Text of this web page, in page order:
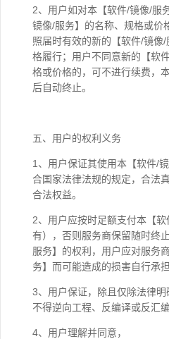
2、用户如对本【软件/镜像/服
镜像/服务】的名称、规格或价
照届时有效的新的【软件/镜像
格履行；用户不同意新的【软
格或价格的，可不进行续费，
后自动终止。
五、用户的权利义务
1、用户保证其使用本【软件/
合国家法律法规的规定，合法
合法权益。
2、用户应按时足额支付本【
有），否则服务商保留随时终
服务】的权利，用户应对服务
务】而可能造成的损害自行承
3、用户保证，除且仅除法律
不得逆向工程、反编译或反汇
4、用户理解并同意，